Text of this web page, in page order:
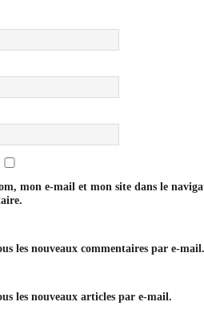
mon e-mail et mon site dans le
les nouveaux commentaires par e-mail.
les nouveaux articles par e-mail.